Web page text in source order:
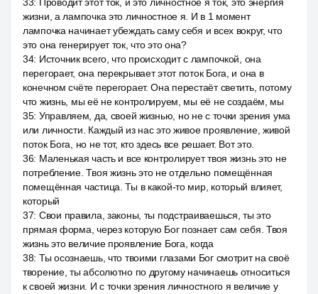
жизни, а лампочка это личностное я. И в 1 момент
лампочка начинает убеждать саму себя и всех вокруг, что
это она генерирует ток, что это она?
34: Источник всего, что происходит с лампочкой, она
перегорает, она перекрывает этот поток Бога, и она в
конечном счёте перегорает. Она перестаёт светить, потому
что жизнь, мы её не контролируем, мы её не создаём, мы
35: Управляем, да, своей жизнью, но не с точки зрения ума
или личности. Каждый из нас это живое проявление, живой
поток Бога, но не тот, кто здесь все решает. Вот это.
36: Маленькая часть и все контролирует твоя жизнь это не
потребление. Твоя жизнь это не отдельно помещённая
помещённая частица. Ты в какой-то мир, который влияет,
который
37: Свои правила, законы, ты подстраиваешься, ты это
прямая форма, через которую Бог познает сам себя. Твоя
жизнь это величие проявление Бога, когда
38: Ты осознаешь, что твоими глазами Бог смотрит на своё
творение, ты абсолютно по другому начинаешь относиться
к своей жизни. И с точки зрения личностного я величие у